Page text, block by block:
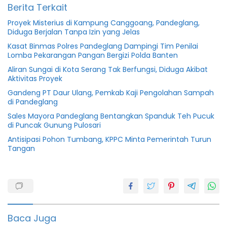
Berita Terkait
Proyek Misterius di Kampung Canggoang, Pandeglang,
Diduga Berjalan Tanpa Izin yang Jelas
Kasat Binmas Polres Pandeglang Dampingi Tim Penilai
Lomba Pekarangan Pangan Bergizi Polda Banten
Aliran Sungai di Kota Serang Tak Berfungsi, Diduga Akibat
Aktivitas Proyek
Gandeng PT Daur Ulang, Pemkab Kaji Pengolahan Sampah
di Pandeglang
Sales Mayora Pandeglang Bentangkan Spanduk Teh Pucuk
di Puncak Gunung Pulosari
Antisipasi Pohon Tumbang, KPPC Minta Pemerintah Turun
Tangan
Pecinta
Baca Juga